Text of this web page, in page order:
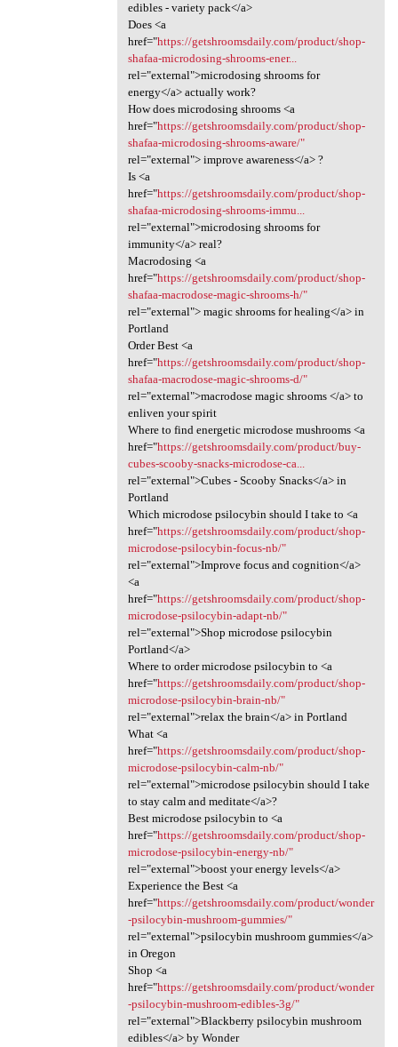
edibles - variety pack</a>
Does <a
href="https://getshroomsdaily.com/product/shop-
shafaa-microdosing-shrooms-ener...
rel="external">microdosing shrooms for
energy</a> actually work?
How does microdosing shrooms <a
href="https://getshroomsdaily.com/product/shop-
shafaa-microdosing-shrooms-aware/"
rel="external"> improve awareness</a> ?
Is <a
href="https://getshroomsdaily.com/product/shop-
shafaa-microdosing-shrooms-immu...
rel="external">microdosing shrooms for
immunity</a> real?
Macrodosing <a
href="https://getshroomsdaily.com/product/shop-
shafaa-macrodose-magic-shrooms-h/"
rel="external"> magic shrooms for healing</a> in
Portland
Order Best <a
href="https://getshroomsdaily.com/product/shop-
shafaa-macrodose-magic-shrooms-d/"
rel="external">macrodose magic shrooms </a> to
enliven your spirit
Where to find energetic microdose mushrooms <a
href="https://getshroomsdaily.com/product/buy-
cubes-scooby-snacks-microdose-ca...
rel="external">Cubes - Scooby Snacks</a> in
Portland
Which microdose psilocybin should I take to <a
href="https://getshroomsdaily.com/product/shop-
microdose-psilocybin-focus-nb/"
rel="external">Improve focus and cognition</a>
<a
href="https://getshroomsdaily.com/product/shop-
microdose-psilocybin-adapt-nb/"
rel="external">Shop microdose psilocybin
Portland</a>
Where to order microdose psilocybin to <a
href="https://getshroomsdaily.com/product/shop-
microdose-psilocybin-brain-nb/"
rel="external">relax the brain</a> in Portland
What <a
href="https://getshroomsdaily.com/product/shop-
microdose-psilocybin-calm-nb/"
rel="external">microdose psilocybin should I take
to stay calm and meditate</a>?
Best microdose psilocybin to <a
href="https://getshroomsdaily.com/product/shop-
microdose-psilocybin-energy-nb/"
rel="external">boost your energy levels</a>
Experience the Best <a
href="https://getshroomsdaily.com/product/wonder
-psilocybin-mushroom-gummies/"
rel="external">psilocybin mushroom gummies</a>
in Oregon
Shop <a
href="https://getshroomsdaily.com/product/wonder
-psilocybin-mushroom-edibles-3g/"
rel="external">Blackberry psilocybin mushroom
edibles</a> by Wonder